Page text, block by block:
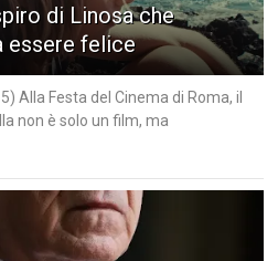
di Linosa che
essere felice
Festa del Cinema di Roma, il
non è solo un film, ma